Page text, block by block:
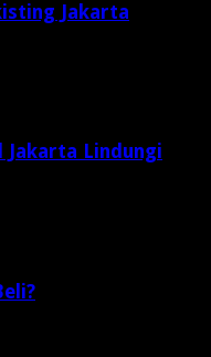
Jakarta
Jakarta Lindungi